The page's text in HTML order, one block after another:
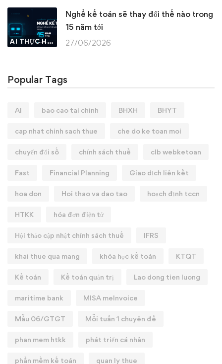
AI THỰC HÀNH
Nghề kế toán sẽ thay đổi thế nào trong
15 năm tới
27/06/2026
Popular Tags
AI bao cao tai chinh BHXH BHYT
cap nhat chinh sach thue che do ke toan moi
chuyển đổi số chính sách thuế clb webketoan
Fast Financial Planning Giao dịch liên kết
hoa don Hoi thao va dao tao hoạch định tccn
HTKK hóa đơn điện tử
Hội thảo cập nhật chính sách thuế IFRS
khai thue qua mang khóa học kế toán KTQT
Kế toán Kế toán quản trị Lao dong tien luong
maritime bank MISA meInvoice
Mẫu 06/GTGT Mỗi tuần 1 chuyên đề
phan mem htkk phát triển cá nhân
phần mềm kế toán quan ly thue